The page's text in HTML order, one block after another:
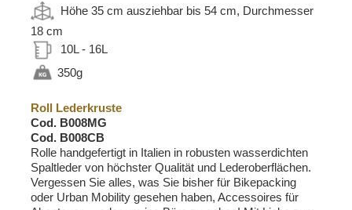
Höhe 35 cm ausziehbar bis 54 cm, Durchmesser
18 cm
10L - 16L
350g
Roll Lederkruste
Cod. B008MG
Cod. B008CB
Rolle handgefertigt in Italien in robusten wasserdichten
Spaltleder von höchster Qualität und Lederoberflächen.
Vergessen Sie alles, was Sie bisher für Bikepacking
oder Urban Mobility gesehen haben, Accessoires für